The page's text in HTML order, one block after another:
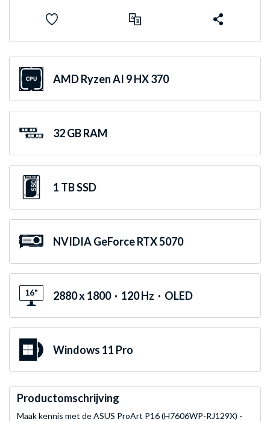
AMD Ryzen AI 9 HX 370
32 GB RAM
1 TB SSD
NVIDIA GeForce RTX 5070
16" 2880 x 1800 · 120 Hz · OLED
Windows 11 Pro
Productomschrijving
Maak kennis met de ASUS ProArt P16 (H7606WP-RJ129X) -